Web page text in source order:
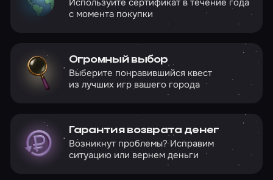
с момента покупки
Огромный выбор
Выберите понравившийся квест
из лучших игр вашего города
Гарантия возврата денег
Возникнут проблемы? Исправим
ситуацию или вернем деньги